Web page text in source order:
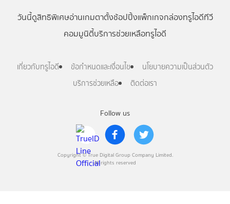
Follow us
Copyright © True Digital Group Company Limited.
All rights reserved
วันนี้ดูสิทธิพิเศษอ่านเกมตาตั้งช้อปปิ้งแพ็กเกจกล่องทรูไอดีทีวี
คอมมูนิตี้บริการช่วยเหลือทรูไอดี
เกี่ยวกับทรูไอดี ข้อกำหนดและเงื่อนไข
นโยบายความเป็นส่วนตัว
บริการช่วยเหลือ
ติดต่อเรา